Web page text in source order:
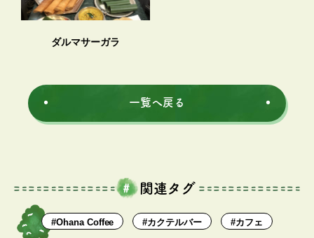
ダルマサーガラ
一覧へ戻る
関連タグ
#Ohana Coffee #カクテルバー #カフェ